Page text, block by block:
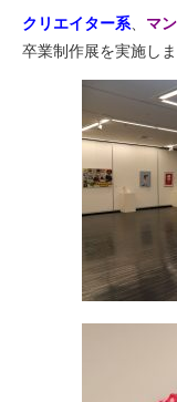
クリエイター系 マ
卒業制作展を実施しま